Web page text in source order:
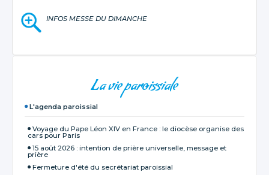
INFOS MESSE DU DIMANCHE
La vie paroissiale
L'agenda paroissial
Voyage du Pape Léon XIV en France : le diocèse organise des
cars pour Paris
15 août 2026 : intention de prière universelle, message et
prière
Fermeture d'été du secrétariat paroissial